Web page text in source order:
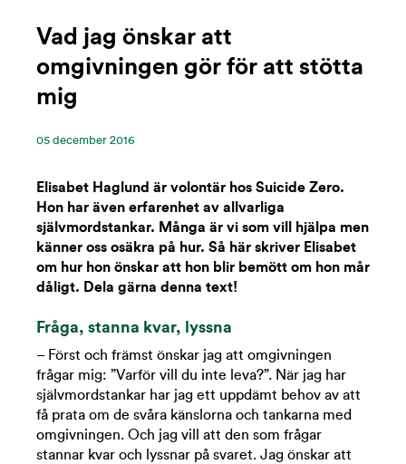
Vad jag önskar att
omgivningen gör för att stötta
mig
05 ‪december‬ 2016
Elisabet Haglund är volontär hos Suicide Zero.
Hon har även erfarenhet av allvarliga
självmordstankar. Många är vi som vill hjälpa men
känner oss osäkra på hur. Så här skriver Elisabet
om hur hon önskar att hon blir bemött om hon mår
dåligt. Dela gärna denna text!
Fråga, stanna kvar, lyssna
– Först och främst önskar jag att omgivningen
frågar mig: ”Varför vill du inte leva?”. När jag har
självmordstankar har jag ett uppdämt behov av att
få prata om de svåra känslorna och tankarna med
omgivningen. Och jag vill att den som frågar
stannar kvar och lyssnar på svaret. Jag önskar att